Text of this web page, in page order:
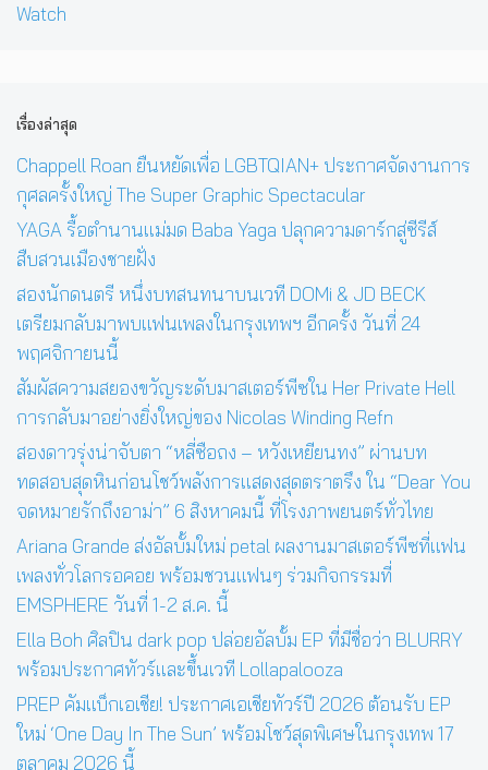
Watch
เรื่องล่าสุด
Chappell Roan ยืนหยัดเพื่อ LGBTQIAN+ ประกาศจัดงานการ
กุศลครั้งใหญ่ The Super Graphic Spectacular
YAGA รื้อตำนานแม่มด Baba Yaga ปลุกความดาร์กสู่ซีรีส์
สืบสวนเมืองชายฝั่ง
สองนักดนตรี หนึ่งบทสนทนาบนเวที DOMi & JD BECK
เตรียมกลับมาพบแฟนเพลงในกรุงเทพฯ อีกครั้ง วันที่ 24
พฤศจิกายนนี้
สัมผัสความสยองขวัญระดับมาสเตอร์พีซใน Her Private Hell
การกลับมาอย่างยิ่งใหญ่ของ Nicolas Winding Refn
สองดาวรุ่งน่าจับตา “หลี่ซือถง – หวังเหยียนทง” ผ่านบท
ทดสอบสุดหินก่อนโชว์พลังการแสดงสุดตราตรึง ใน “Dear You
จดหมายรักถึงอาม่า” 6 สิงหาคมนี้ ที่โรงภาพยนตร์ทั่วไทย
Ariana Grande ส่งอัลบั้มใหม่ petal ผลงานมาสเตอร์พีซที่แฟน
เพลงทั่วโลกรอคอย พร้อมชวนแฟนๆ ร่วมกิจกรรมที่
EMSPHERE วันที่ 1-2 ส.ค. นี้
Ella Boh ศิลปิน dark pop ปล่อยอัลบั้ม EP ที่มีชื่อว่า BLURRY
พร้อมประกาศทัวร์และขึ้นเวที Lollapalooza
PREP คัมแบ็กเอเชีย! ประกาศเอเชียทัวร์ปี 2026 ต้อนรับ EP
ใหม่ ‘One Day In The Sun’ พร้อมโชว์สุดพิเศษในกรุงเทพ 17
ตุลาคม 2026 นี้